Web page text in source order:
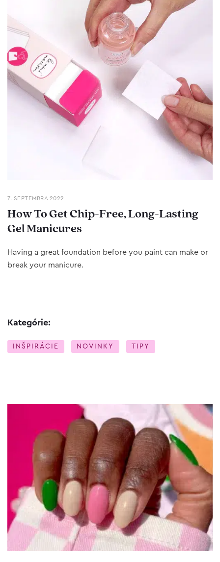
7. SEPTEMBRA 2022
How To Get Chip-Free, Long-Lasting
Gel Manicures
Having a great foundation before you paint can make or
break your manicure.
Kategórie:
INŠPIRÁCIE NOVINKY TIPY